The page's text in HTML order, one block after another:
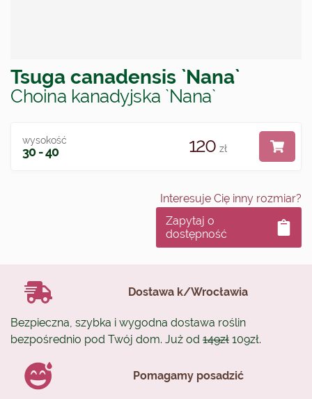
Tsuga canadensis `Nana`
Choina kanadyjska `Nana`
wysokość
30 - 40 120 zł
Interesuje Cię inny rozmiar?
Zapytaj o
dostępność
Dostawa k/Wrocławia
Bezpieczna, szybka i wygodna dostawa roślin
bezpośrednio pod Twój dom. Już od 149zł 109zł.
Pomagamy posadzić